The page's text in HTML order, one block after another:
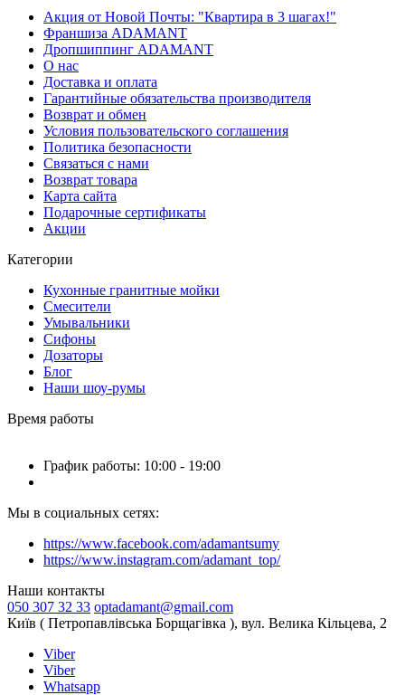
Акция от Новой Почты: "Квартира в 3 шагах!"
Франшиза ADAMANT
Дропшиппинг ADAMANT
О нас
Доставка и оплата
Гарантийные обязательства производителя
Возврат и обмен
Условия пользовательского соглашения
Политика безопасности
Связаться с нами
Возврат товара
Карта сайта
Подарочные сертификаты
Акции
Категории
Кухонные гранитные мойки
Смесители
Умывальники
Сифоны
Дозаторы
Блог
Наши шоу-румы
Время работы
График работы: 10:00 - 19:00
Мы в социальных сетях:
https://www.facebook.com/adamantsumy
https://www.instagram.com/adamant_top/
Наши контакты
050 307 32 33 optadamant@gmail.com
Київ ( Петропавлівська Борщагівка ), вул. Велика Кільцева, 2
Viber
Viber
Whatsapp